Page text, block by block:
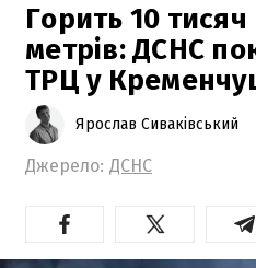
Горить 10
метрів: ДСНС
ТРЦ у
Ярослав Сиваківський
Джерело: ДСНС